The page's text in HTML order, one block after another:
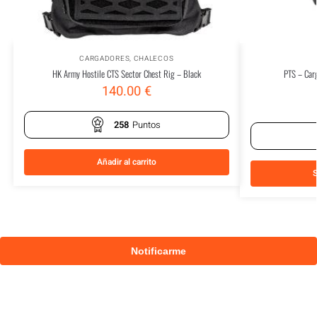
CARGADORES, CHALECOS
HK Army Hostile CTS Sector Chest Rig – Black
140.00€
258 Puntos
Añadir al carrito
PTS –